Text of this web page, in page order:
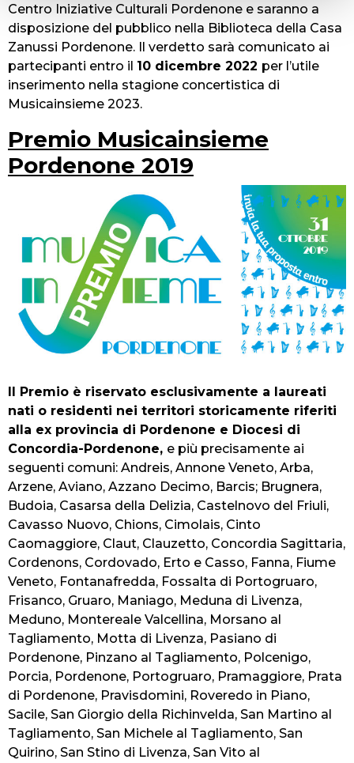
Centro Iniziative Culturali Pordenone e saranno a
disposizione del pubblico nella Biblioteca della Casa
Zanussi Pordenone. Il verdetto sarà comunicato ai
partecipanti entro il 10 dicembre 2022 per l’utile
inserimento nella stagione concertistica di
Musicainsieme 2023.
Premio Musicainsieme
Pordenone 2019
Il Premio è riservato esclusivamente a laureati
nati o residenti nei territori storicamente riferiti
alla ex provincia di Pordenone e Diocesi di
Concordia-Pordenone, e più precisamente ai
seguenti comuni: Andreis, Annone Veneto, Arba,
Arzene, Aviano, Azzano Decimo, Barcis; Brugnera,
Budoia, Casarsa della Delizia, Castelnovo del Friuli,
Cavasso Nuovo, Chions, Cimolais, Cinto
Caomaggiore, Claut, Clauzetto, Concordia Sagittaria,
Cordenons, Cordovado, Erto e Casso, Fanna, Fiume
Veneto, Fontanafredda, Fossalta di Portogruaro,
Frisanco, Gruaro, Maniago, Meduna di Livenza,
Meduno, Montereale Valcellina, Morsano al
Tagliamento, Motta di Livenza, Pasiano di
Pordenone, Pinzano al Tagliamento, Polcenigo,
Porcia, Pordenone, Portogruaro, Pramaggiore, Prata
di Pordenone, Pravisdomini, Roveredo in Piano,
Sacile, San Giorgio della Richinvelda, San Martino al
Tagliamento, San Michele al Tagliamento, San
Quirino, San Stino di Livenza, San Vito al